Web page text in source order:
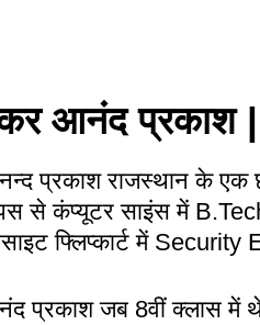
आनंद प्रकाश
प्रकाश राजस्थान के एक
से कंप्यूटर साइंस में
फ्लिप्कार्ट में
प्रकाश जब 8वीं क्लास में थे